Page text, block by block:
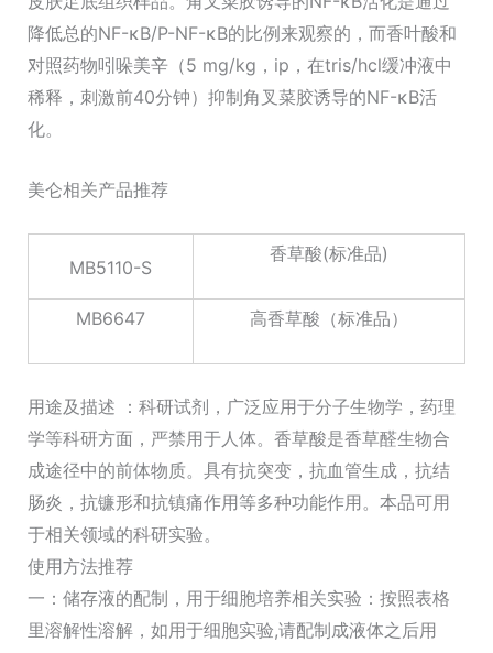
降低总的NF-κB/P-NF-κB的比例来观察的，而香叶酸和
对照药物吲哚美辛（5 mg/kg，ip，在tris/hcl缓冲液中
稀释，刺激前40分钟）抑制角叉菜胶诱导的NF-κB活
化。
美仑相关产品推荐
MB5110-S
香草酸(标准品)
MB6647 高香草酸（标准品）
用途及描述 ：科研试剂，广泛应用于分子生物学，药理
学等科研方面，严禁用于人体。香草酸是香草醛生物合
成途径中的前体物质。具有抗突变，抗血管生成，抗结
肠炎，抗镰形和抗镇痛作用等多种功能作用。本品可用
于相关领域的科研实验。
使用方法推荐
一：储存液的配制，用于细胞培养相关实验：按照表格
里溶解性溶解，如用于细胞实验,请配制成液体之后用